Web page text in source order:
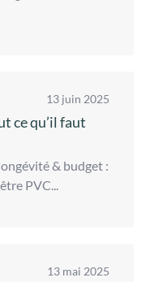
13 juin 2025
ce qu’il faut
& budget :
PVC...
13 mai 2025